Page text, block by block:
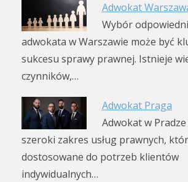
Adwokat
Wybór
adwokata w Warszawie może być
sukcesu sprawy prawnej. Istnieje
czynników,…
Adwokat Praga
Adwokat w
szeroki zakres usług prawnych,
dostosowane do potrzeb klientów
indywidualnych…